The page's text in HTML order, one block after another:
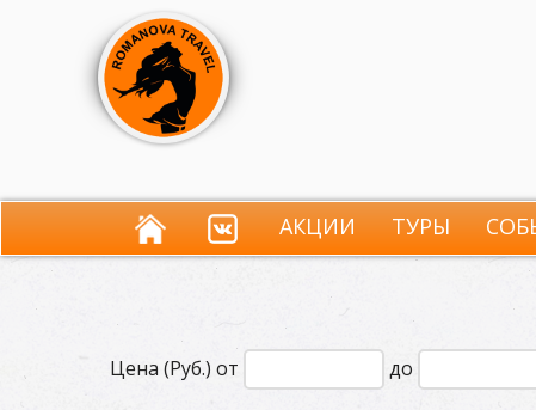
АКЦИИ ТУРЫ
Цена (Руб.) от до